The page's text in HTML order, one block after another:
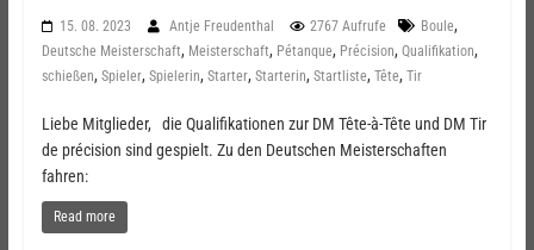
15. 08. 2023 Antje Freudenthal 2767 Aufrufe Boule,
Deutsche Meisterschaft, Meisterschaft, Pétanque, Précision, Qualifikation,
schießen, Spieler, Spielerin, Starter, Starterin, Startliste, Tête, Tir
Liebe Mitglieder, die Qualifikationen zur DM Tête-à-Tête und DM Tir
de précision sind gespielt. Zu den Deutschen Meisterschaften
fahren:
Read more